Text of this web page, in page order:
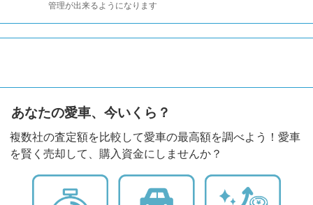
管理が出来るようになります
あなたの愛車、今いくら？
複数社の査定額を比較して愛車の最高額を調べよう！愛車
を賢く売却して、購入資金にしませんか？